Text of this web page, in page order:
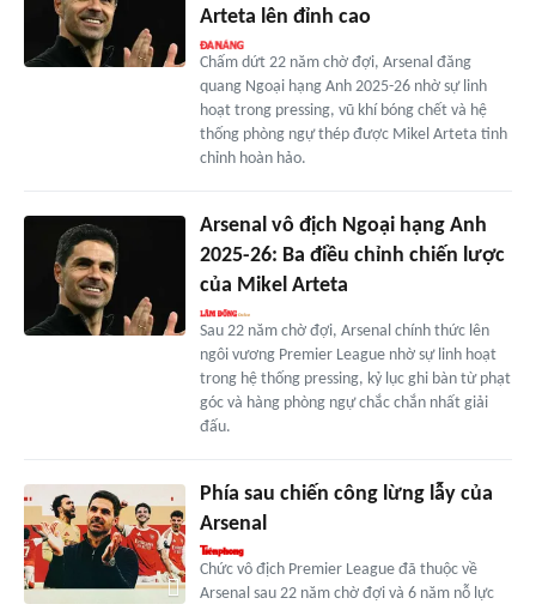
Arteta lên đỉnh cao
Chấm dứt 22 năm chờ đợi, Arsenal đăng
quang Ngoại hạng Anh 2025-26 nhờ sự linh
hoạt trong pressing, vũ khí bóng chết và hệ
thống phòng ngự thép được Mikel Arteta tinh
chỉnh hoàn hảo.
Arsenal vô địch Ngoại hạng Anh
2025-26: Ba điều chỉnh chiến lược
của Mikel Arteta
Sau 22 năm chờ đợi, Arsenal chính thức lên
ngôi vương Premier League nhờ sự linh hoạt
trong hệ thống pressing, kỷ lục ghi bàn từ phạt
góc và hàng phòng ngự chắc chắn nhất giải
đấu.
Phía sau chiến công lừng lẫy của
Arsenal
Chức vô địch Premier League đã thuộc về
Arsenal sau 22 năm chờ đợi và 6 năm nỗ lực